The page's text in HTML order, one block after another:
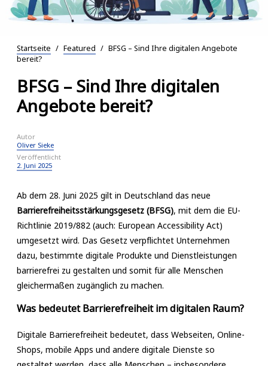
Startseite / Featured / BFSG – Sind Ihre digitalen Angebote
bereit?
BFSG – Sind Ihre digitalen
Angebote bereit?
Autor
Oliver Sieke
Veröffentlicht
2. Juni 2025
Ab dem 28. Juni 2025 gilt in Deutschland das neue
Barrierefreiheitsstärkungsgesetz (BFSG), mit dem die EU-
Richtlinie 2019/882 (auch: European Accessibility Act)
umgesetzt wird. Das Gesetz verpflichtet Unternehmen
dazu, bestimmte digitale Produkte und Dienstleistungen
barrierefrei zu gestalten und somit für alle Menschen
gleichermaßen zugänglich zu machen.
Was bedeutet Barrierefreiheit im digitalen Raum?
Digitale Barrierefreiheit bedeutet, dass Webseiten, Online-
Shops, mobile Apps und andere digitale Dienste so